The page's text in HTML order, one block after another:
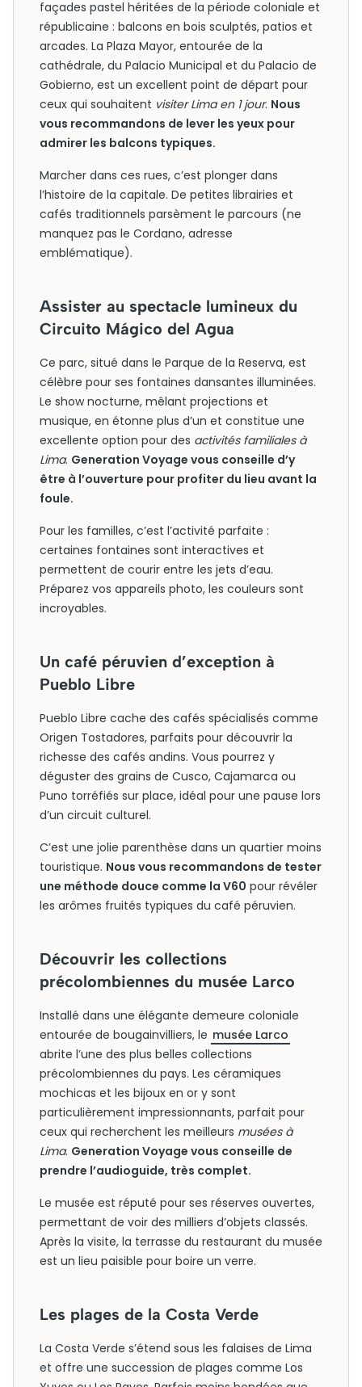
façades pastel héritées de la période coloniale et
républicaine : balcons en bois sculptés, patios et
arcades. La Plaza Mayor, entourée de la
cathédrale, du Palacio Municipal et du Palacio de
Gobierno, est un excellent point de départ pour
ceux qui souhaitent visiter Lima en 1 jour. Nous
vous recommandons de lever les yeux pour
admirer les balcons typiques.
Marcher dans ces rues, c’est plonger dans
l’histoire de la capitale. De petites librairies et
cafés traditionnels parsèment le parcours (ne
manquez pas le Cordano, adresse
emblématique).
Assister au spectacle lumineux du
Circuito Mágico del Agua
Ce parc, situé dans le Parque de la Reserva, est
célèbre pour ses fontaines dansantes illuminées.
Le show nocturne, mêlant projections et
musique, en étonne plus d’un et constitue une
excellente option pour des activités familiales à
Lima. Generation Voyage vous conseille d’y
être à l’ouverture pour profiter du lieu avant la
foule.
Pour les familles, c’est l’activité parfaite :
certaines fontaines sont interactives et
permettent de courir entre les jets d’eau.
Préparez vos appareils photo, les couleurs sont
incroyables.
Un café péruvien d’exception à
Pueblo Libre
Pueblo Libre cache des cafés spécialisés comme
Origen Tostadores, parfaits pour découvrir la
richesse des cafés andins. Vous pourrez y
déguster des grains de Cusco, Cajamarca ou
Puno torréfiés sur place, idéal pour une pause lors
d’un circuit culturel.
C’est une jolie parenthèse dans un quartier moins
touristique. Nous vous recommandons de tester
une méthode douce comme la V60 pour révéler
les arômes fruités typiques du café péruvien.
Découvrir les collections
précolombiennes du musée Larco
Installé dans une élégante demeure coloniale
entourée de bougainvilliers, le musée Larco
abrite l’une des plus belles collections
précolombiennes du pays. Les céramiques
mochicas et les bijoux en or y sont
particulièrement impressionnants, parfait pour
ceux qui recherchent les meilleurs musées à
Lima. Generation Voyage vous conseille de
prendre l’audioguide, très complet.
Le musée est réputé pour ses réserves ouvertes,
permettant de voir des milliers d’objets classés.
Après la visite, la terrasse du restaurant du musée
est un lieu paisible pour boire un verre.
Les plages de la Costa Verde
La Costa Verde s’étend sous les falaises de Lima
et offre une succession de plages comme Los